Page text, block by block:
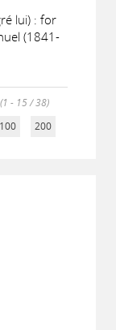
lui) : for
(1841-
(1 - 15 / 38)
100 200